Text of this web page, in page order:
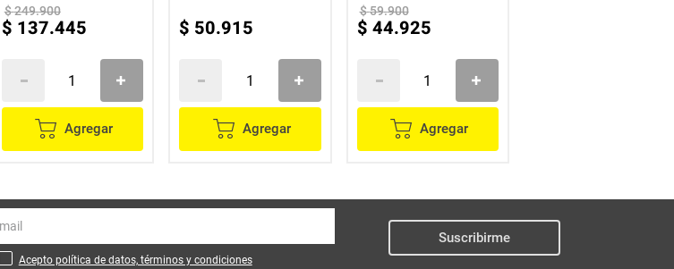
$249.900
$ 137.445
Agregar
$ 50.915
Agregar
$59.900
$ 44.925
Agregar
Acepto política de datos, términos y condiciones
Suscribirme